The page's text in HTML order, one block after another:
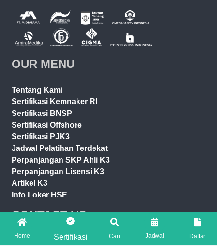
OUR MENU
Tentang Kami
Sertifikasi Kemnaker RI
Sertifikasi BNSP
Sertifikasi Offshore
Sertifikasi PJK3
Jadwal Pelatihan Terdekat
Perpanjangan SKP Ahli K3
Perpanjangan Lisensi K3
Artikel K3
Info Loker HSE
CONTACT US
marketing@hseprime.com
Home Sertifikasi Cari Jadwal Daftar